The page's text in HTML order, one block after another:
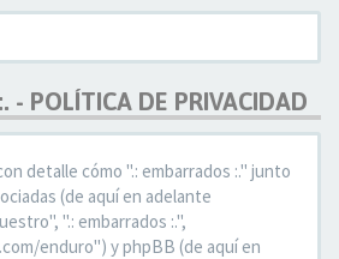
- POLÍTICA DE PRIVACIDAD
detalle cómo ".: embarrados :." junto
(de aquí en adelante
".: embarrados :.",
enduro") y phpBB (de aquí en